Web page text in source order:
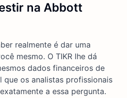
na Abbott
realmente é dar uma
mesmo. O TIKR lhe dá
dados financeiros de
que os analistas profissionais
a essa pergunta.